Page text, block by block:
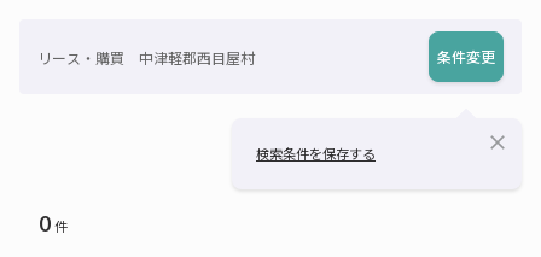
リース・購買 中津軽郡西目屋村 条件変更
検索条件を保存する close
0件